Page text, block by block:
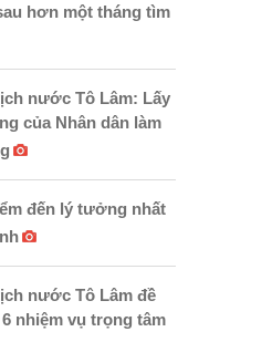
hơn một tháng tìm
nước Tô Lâm: Lấy
của Nhân dân làm
đến lý tưởng nhất
nước Tô Lâm đề
nhiệm vụ trọng tâm